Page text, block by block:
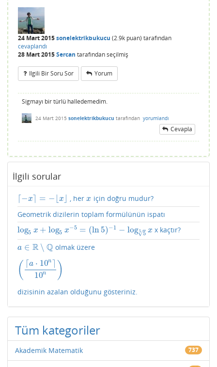
24 Mart 2015sonelektrikbukucu (2.9k puan) tarafından
cevaplandı
28 Mart 2015Sercan tarafındanseçilmiş
Ilgili Bir Soru Sor Yorum
Sigmayı bir türlü halledemedim.
24 Mart 2015 sonelektrikbukucu tarafından yorumlandı
Cevapla
İlgili sorular
⌈−x⌉ = − x
−x⌉= x⌋ , herx
x için doğru mudur?
Geometrik dizilerin toplam formülünün ispatı
log5 x + log5 x−5 = (ln5) −1 − log 5
√
5 x
log5 x+ log 5x−5 =(ln5 )−1 −log55x x kaçtır?
a ∈ R ∖ Q
a∈R ∖Q olmak üzere
( ⌈a ⋅ 10n⌉
10n )
⌈a⋅10n⌉10n
dizisinin azalan olduğunu gösteriniz.
Tüm kategoriler
Akademik Matematik 737